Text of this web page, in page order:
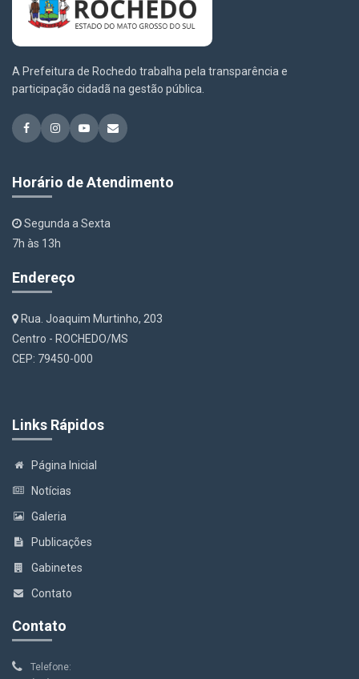
A Prefeitura de Rochedo trabalha pela transparência e
participação cidadã na gestão pública.
Horário de Atendimento
Segunda a Sexta
7h às 13h
Endereço
Rua. Joaquim Murtinho, 203
Centro - ROCHEDO/MS
CEP: 79450-000
Links Rápidos
Página Inicial
Notícias
Galeria
Publicações
Gabinetes
Contato
Contato
Telefone: